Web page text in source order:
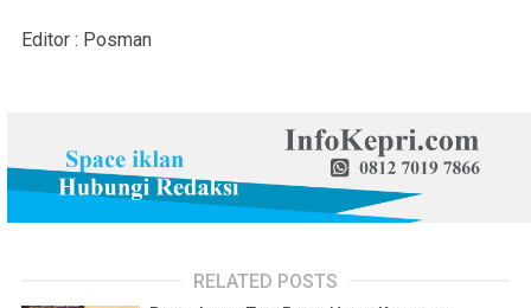
Editor : Posman
RELATED POSTS